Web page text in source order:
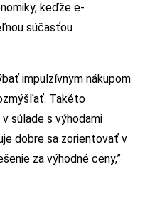
keďže e-
súčasťou
impulzívnym nákupom
Takéto
súlade s výhodami
dobre sa zorientovať v
za výhodné ceny,”